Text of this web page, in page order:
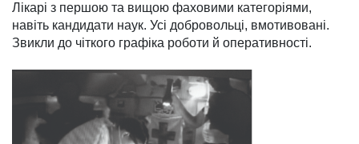
Лікарі з першою та вищою фаховими кате­горіями,
навіть кандидати наук. Усі добровольці, вмотивовані.
Звикли до чіткого графіка роботи й оперативності.